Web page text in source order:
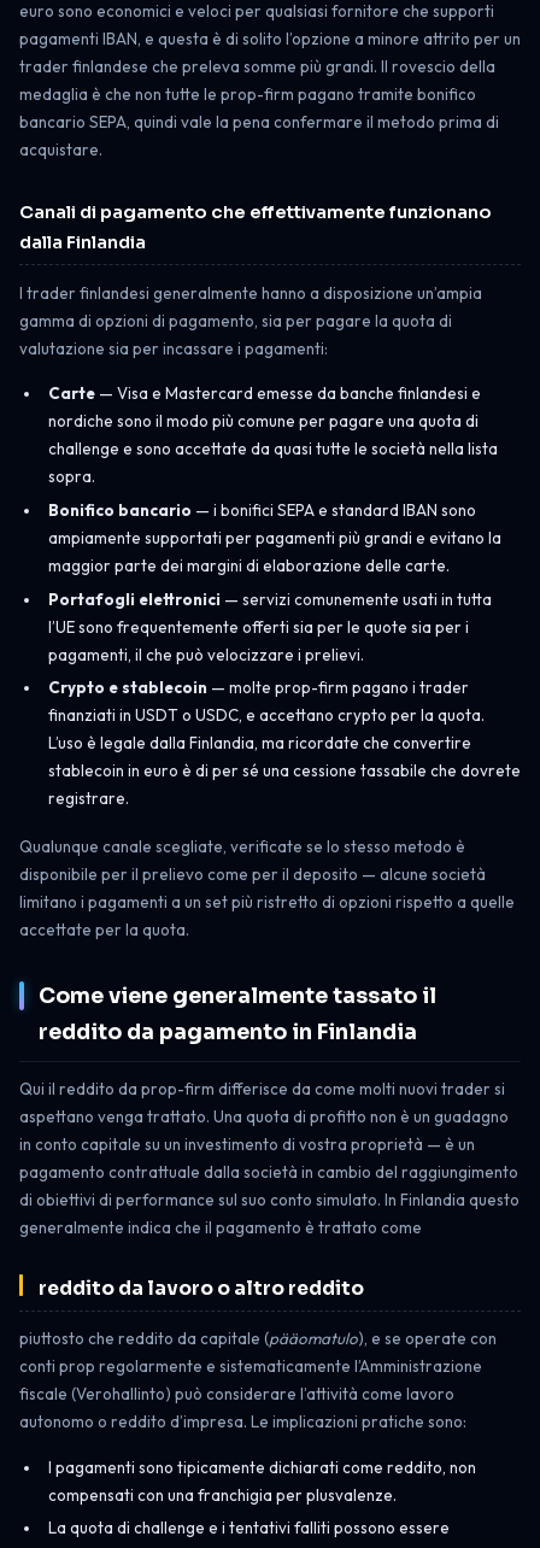
euro sono economici e veloci per qualsiasi fornitore che supporti
pagamenti IBAN, e questa è di solito l’opzione a minore attrito per un
trader finlandese che preleva somme più grandi. Il rovescio della
medaglia è che non tutte le prop-firm pagano tramite bonifico
bancario SEPA, quindi vale la pena confermare il metodo prima di
acquistare.
Canali di pagamento che effettivamente funzionano
dalla Finlandia
I trader finlandesi generalmente hanno a disposizione un’ampia
gamma di opzioni di pagamento, sia per pagare la quota di
valutazione sia per incassare i pagamenti:
Carte— Visa e Mastercard emesse da banche finlandesi e
nordiche sono il modo più comune per pagare una quota di
challenge e sono accettate da quasi tutte le società nella lista
sopra.
Bonifico bancario — i bonifici SEPA e standard IBAN sono
ampiamente supportati per pagamenti più grandi e evitano la
maggior parte dei margini di elaborazione delle carte.
Portafogli elettronici — servizi comunemente usati in tutta
l’UE sono frequentemente offerti sia per le quote sia per i
pagamenti, il che può velocizzare i prelievi.
Crypto e stablecoin — molte prop-firm pagano i trader
finanziati in USDT o USDC, e accettano crypto per la quota.
L’uso è legale dalla Finlandia, ma ricordate che convertire
stablecoin in euro è di per sé una cessione tassabile che dovrete
registrare.
Qualunque canale scegliate, verificate se lo stesso metodo è
disponibile per il prelievo come per il deposito — alcune società
limitano i pagamenti a un set più ristretto di opzioni rispetto a quelle
accettate per la quota.
Come viene generalmente tassato il
reddito da pagamento in Finlandia
Qui il reddito da prop-firm differisce da come molti nuovi trader si
aspettano venga trattato. Una quota di profitto non è un guadagno
in conto capitale su un investimento di vostra proprietà — è un
pagamento contrattuale dalla società in cambio del raggiungimento
di obiettivi di performance sul suo conto simulato. In Finlandia questo
generalmente indica che il pagamento è trattato come
reddito da lavoro o altro reddito
piuttosto che reddito da capitale (pääomatulo), e se operate con
conti prop regolarmente e sistematicamente l’Amministrazione
fiscale (Verohallinto) può considerare l’attività come lavoro
autonomo o reddito d’impresa. Le implicazioni pratiche sono:
I pagamenti sono tipicamente dichiarati come reddito, non
compensati con una franchigia per plusvalenze.
La quota di challenge e i tentativi falliti possono essere